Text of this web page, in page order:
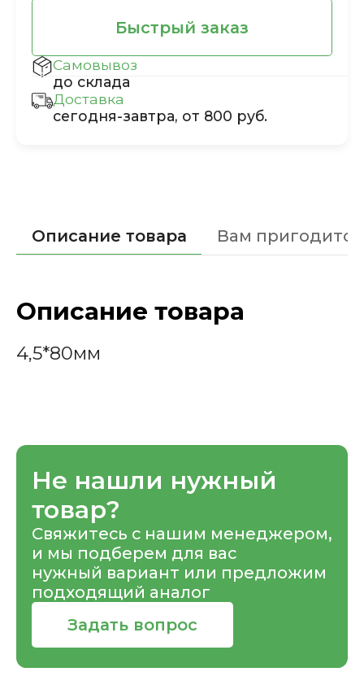
Быстрый заказ
Самовывоз
до склада
Доставка
сегодня-завтра, от 800 руб.
Описание товара Вам пригодится
Описание товара
4,5*80мм
Не нашли нужный
товар?
Свяжитесь с нашим менеджером,
и мы подберем для вас
нужный вариант или предложим
подходящий аналог
Задать вопрос